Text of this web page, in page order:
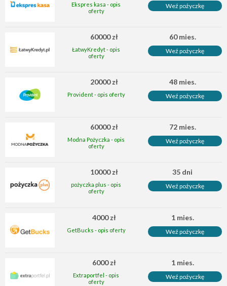
Ekspres kasa - opis
oferty
Weź pożyczkę
60000 zł 60 mies.
ŁatwyKredyt - opis
oferty
Weź pożyczkę
20000 zł 48 mies.
Provident - opis oferty Weź pożyczkę
60000 zł 72 mies.
Modna Pożyczka - opis
oferty
Weź pożyczkę
10000 zł 35 dni
pożyczka plus - opis
oferty
Weź pożyczkę
4000 zł 1 mies.
GetBucks - opis oferty Weź pożyczkę
6000 zł 1 mies.
Extraportfel - opis
oferty
Weź pożyczkę